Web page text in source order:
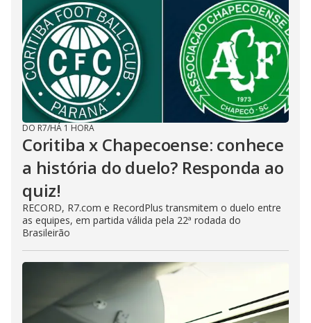
DO R7/HÁ 1 HORA
Coritiba x Chapecoense: conhece
a história do duelo? Responda ao
quiz!
RECORD, R7.com e RecordPlus transmitem o duelo entre
as equipes, em partida válida pela 22ª rodada do
Brasileirão